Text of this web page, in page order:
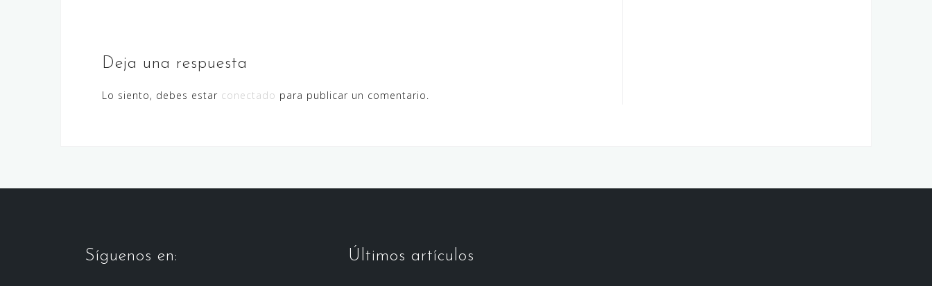
Deja una respuesta
Lo siento, debes estar conectado para publicar un comentario.
Síguenos en: Últimos artículos